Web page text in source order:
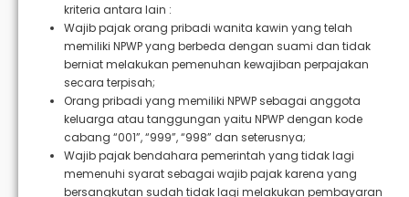
kriteria antara lain :
Wajib pajak orang pribadi wanita kawin yang telah
memiliki NPWP yang berbeda dengan suami dan tidak
berniat melakukan pemenuhan kewajiban perpajakan
secara terpisah;
Orang pribadi yang memiliki NPWP sebagai anggota
keluarga atau tanggungan yaitu NPWP dengan kode
cabang “001”, “999”, “998” dan seterusnya;
Wajib pajak bendahara pemerintah yang tidak lagi
memenuhi syarat sebagai wajib pajak karena yang
bersangkutan sudah tidak lagi melakukan pembayaran